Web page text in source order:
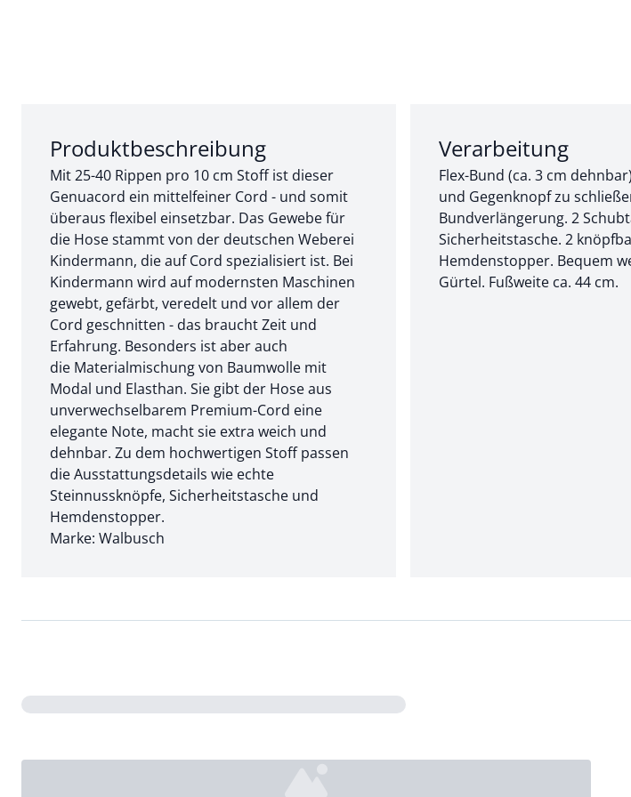
Abschnitt 1 von 3:
Produktbeschreibung
Mit 25-40 Rippen pro 10 cm Stoff ist dieser
Genuacord ein mittelfeiner Cord - und somit
überaus flexibel einsetzbar. Das Gewebe für
die Hose stammt von der deutschen Weberei
Kindermann, die auf Cord spezialisiert ist. Bei
Kindermann wird auf modernsten Maschinen
gewebt, gefärbt, veredelt und vor allem der
Cord geschnitten - das braucht Zeit und
Erfahrung. Besonders ist aber auch
die Materialmischung von Baumwolle mit
Modal und Elasthan. Sie gibt der Hose aus
unverwechselbarem Premium-Cord eine
elegante Note, macht sie extra weich und
dehnbar. Zu dem hochwertigen Stoff passen
die Ausstattungsdetails wie echte
Steinnussknöpfe, Sicherheitstasche und
Hemdenstopper.
Marke: Walbusch
Abschnitt 2 von 3:
Verarbeitung
Flex-Bund (ca. 3 cm
und Gegenknopf zu
Bundverlängerung. 2
Sicherheitstasche. 2
Hemdenstopper. Bequem
Gürtel. Fußweite ca. 44 cm.